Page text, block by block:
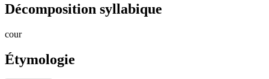
Décomposition syllabique
cour
Étymologie